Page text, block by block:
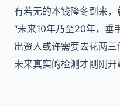
有若无的本钱隆冬到来，
“未来10年乃至20年，垂
出资人或许需要去花两
未来真实的检测才刚刚开